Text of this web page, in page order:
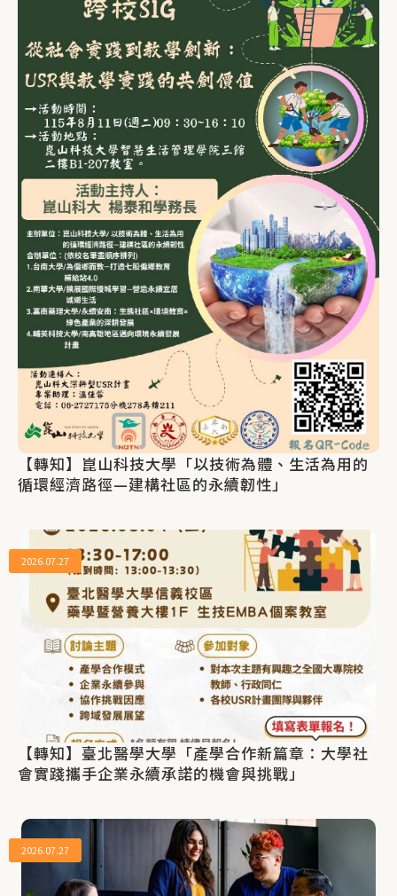
【轉知】崑山科技大學「以技術為體、生活為用的
循環經濟路徑—建構社區的永續韌性」
【轉知】臺北醫學大學「產學合作新篇章：大學社
會實踐攜手企業永續承諾的機會與挑戰」
2026.07.27
2026.07.27